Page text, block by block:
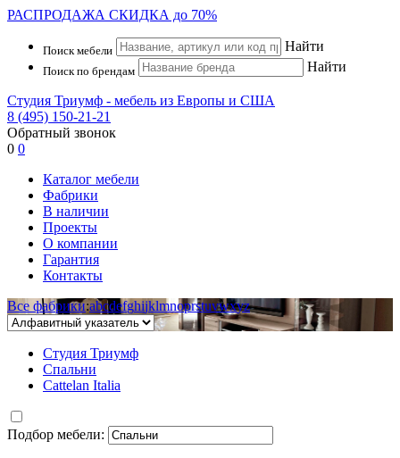
РАСПРОДАЖА СКИДКА до 70%
Поиск мебели Найти
Поиск по брендам Найти
Студия Триумф - мебель из Европы и США
8 (495) 150-21-21
Обратный звонок
0 0
Каталог мебели
Фабрики
В наличии
Проекты
О компании
Гарантия
Контакты
Все фабрики:abcdefghijklmnoprstuvwxyz
Студия Триумф
Спальни
Cattelan Italia
Подбор мебели: